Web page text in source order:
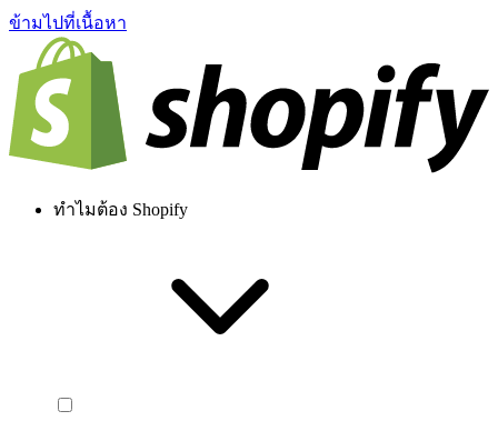
ข้ามไปที่เนื้อหา
ทำไมต้อง Shopify